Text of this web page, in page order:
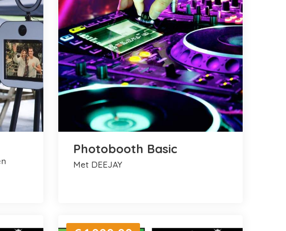
Photobooth Basic
met DEEJAY